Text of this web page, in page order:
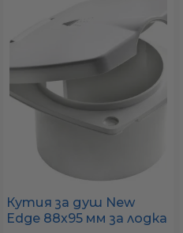
Кутия за душ New
Edge 88x95 мм за лодка